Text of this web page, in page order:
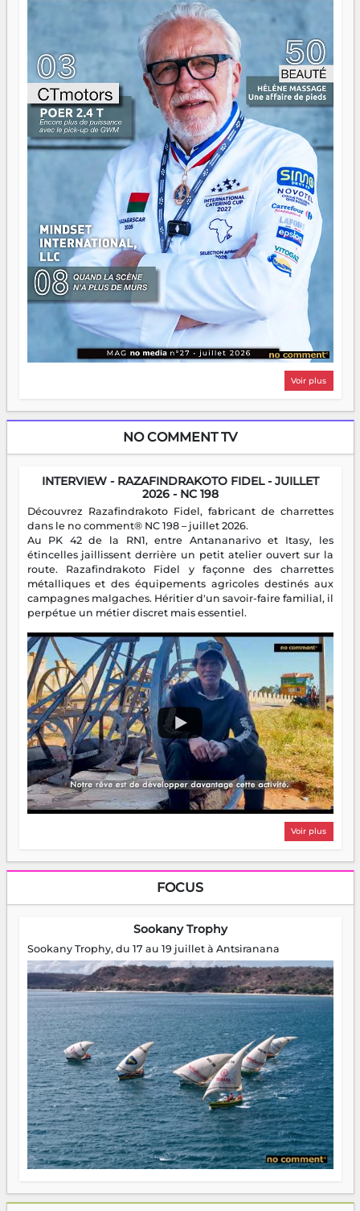
gouvernail, mais pour montrer où sont les récifs. Les jeunes
ont la force, les vieux ont l'expérience, comme on dit. Ce
n'est pas un combat de générations — c'est une question
d'équipage. Partagez vos réussites, mais aussi vos échecs.
Surtout vos échecs, d'ailleurs — ils enseignent mieux que
n'importe quel manuel. À Madagascar, la barque avance.
Il faut juste s'assurer que tout le monde rame dans le
même sens.
Voir plus
NO COMMENT TV
INTERVIEW - RAZAFINDRAKOTO FIDEL - JUILLET
2026 - NC 198
Découvrez Razafindrakoto Fidel, fabricant de charrettes
dans le no comment® NC 198 – juillet 2026.
Au PK 42 de la RN1, entre Antananarivo et Itasy, les
étincelles jaillissent derrière un petit atelier ouvert sur la
route. Razafindrakoto Fidel y façonne des charrettes
métalliques et des équipements agricoles destinés aux
campagnes malgaches. Héritier d'un savoir-faire familial, il
perpétue un métier discret mais essentiel.
Voir plus
FOCUS
Sookany Trophy
Sookany Trophy, du 17 au 19 juillet à Antsiranana